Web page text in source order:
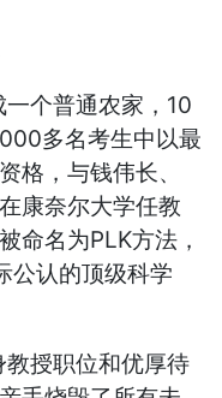
个普通农家，10
多名考生中以最
格，与钱伟长、
康奈尔大学任教
命名为PLK方法，
公认的顶级科学
授职位和优厚待